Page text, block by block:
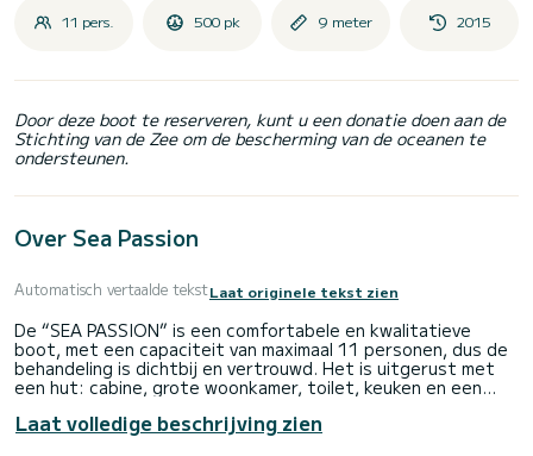
11 pers. 500 pk 9 meter 2015
Door deze boot te reserveren, kunt u een donatie doen aan de
Stichting van de Zee om de bescherming van de oceanen te
ondersteunen.
Over Sea Passion
Automatisch vertaalde tekstLaat originele tekst zien
De “SEA PASSION” is een comfortabele en kwalitatieve
boot, met een capaciteit van maximaal 11 personen, dus de
behandeling is dichtbij en vertrouwd. Het is uitgerust met
een hut: cabine, grote woonkamer, toilet, keuken en een
Wij zijn de enigen gelegen in de "Puerto de Playa San Juan",
een van de laatste traditionele vissershavens in Tenerife,
Laat volledige beschrijving zien